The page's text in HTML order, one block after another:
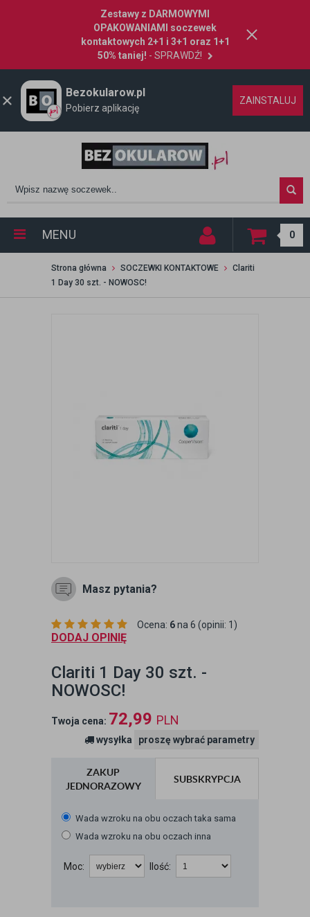
Zestawy z DARMOWYMI
OPAKOWANIAMI soczewek
kontaktowych 2+1 i 3+1 oraz 1+1
50% taniej! - SPRAWDŹ!
Bezokularow.pl
Pobierz aplikację
ZAINSTALUJ
MENU 0
Strona główna SOCZEWKI KONTAKTOWE
Clariti
1 Day 30 szt. - NOWOSC!
Masz pytania?
Ocena: 6na 6 (opinii: 1)
DODAJ OPINIĘ
Clariti 1 Day 30 szt. -
NOWOSC!
Twoja cena: 72,99 PLN
wysyłka proszę wybrać parametry
ZAKUP
JEDNORAZOWY
SUBSKRYPCJA
Wada wzroku na obu oczach taka sama
Wada wzroku na obu oczach inna
Moc: Ilość: